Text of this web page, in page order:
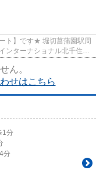
ト】です★ 堀切菖蒲園駅周
ンターナショナル北千住店
ん。
せはこちら
1分
分